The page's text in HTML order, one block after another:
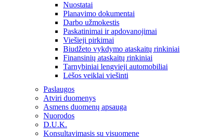
Nuostatai
Planavimo dokumentai
Darbo užmokestis
Paskatinimai ir apdovanojimai
Viešieji pirkimai
Biudžeto vykdymo ataskaitų rinkiniai
Finansinių ataskaitų rinkiniai
Tarnybiniai lengvieji automobiliai
Lėšos veiklai viešinti
Paslaugos
Atviri duomenys
Asmens duomenų apsauga
Nuorodos
D.U.K.
Konsultavimasis su visuomene